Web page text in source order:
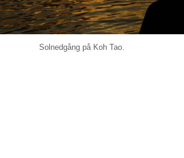
Solnedgång på Koh Tao.